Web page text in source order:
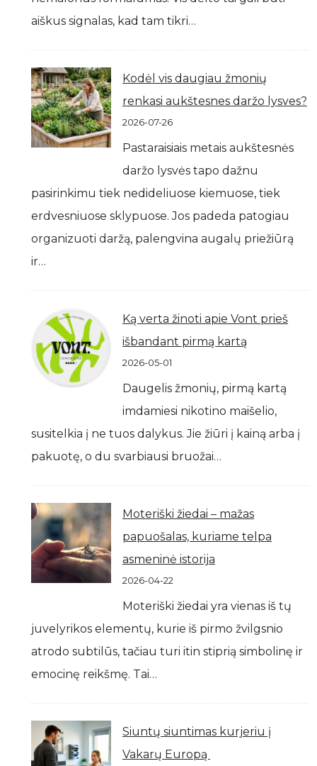
aiškus signalas, kad tam tikri…
Kodėl vis daugiau žmonių
renkasi aukštesnes daržo lysves?
2026-07-26
Pastaraisiais metais aukštesnės
daržo lysvės tapo dažnu
pasirinkimu tiek nedideliuose kiemuose, tiek
erdvesniuose sklypuose. Jos padeda patogiau
organizuoti daržą, palengvina augalų priežiūrą
ir…
Ką verta žinoti apie Vont prieš
išbandant pirmą kartą
2026-05-01
Daugelis žmonių, pirmą kartą
imdamiesi nikotino maišelio,
susitelkia į ne tuos dalykus. Jie žiūri į kainą arba į
pakuotę, o du svarbiausi bruožai…
Moteriški žiedai – mažas
papuošalas, kuriame telpa
asmeninė istorija
2026-04-22
Moteriški žiedai yra vienas iš tų
juvelyrikos elementų, kurie iš pirmo žvilgsnio
atrodo subtilūs, tačiau turi itin stiprią simbolinę ir
emocinę reikšmę. Tai…
Siuntų siuntimas kurjeriu į
Vakarų Europą